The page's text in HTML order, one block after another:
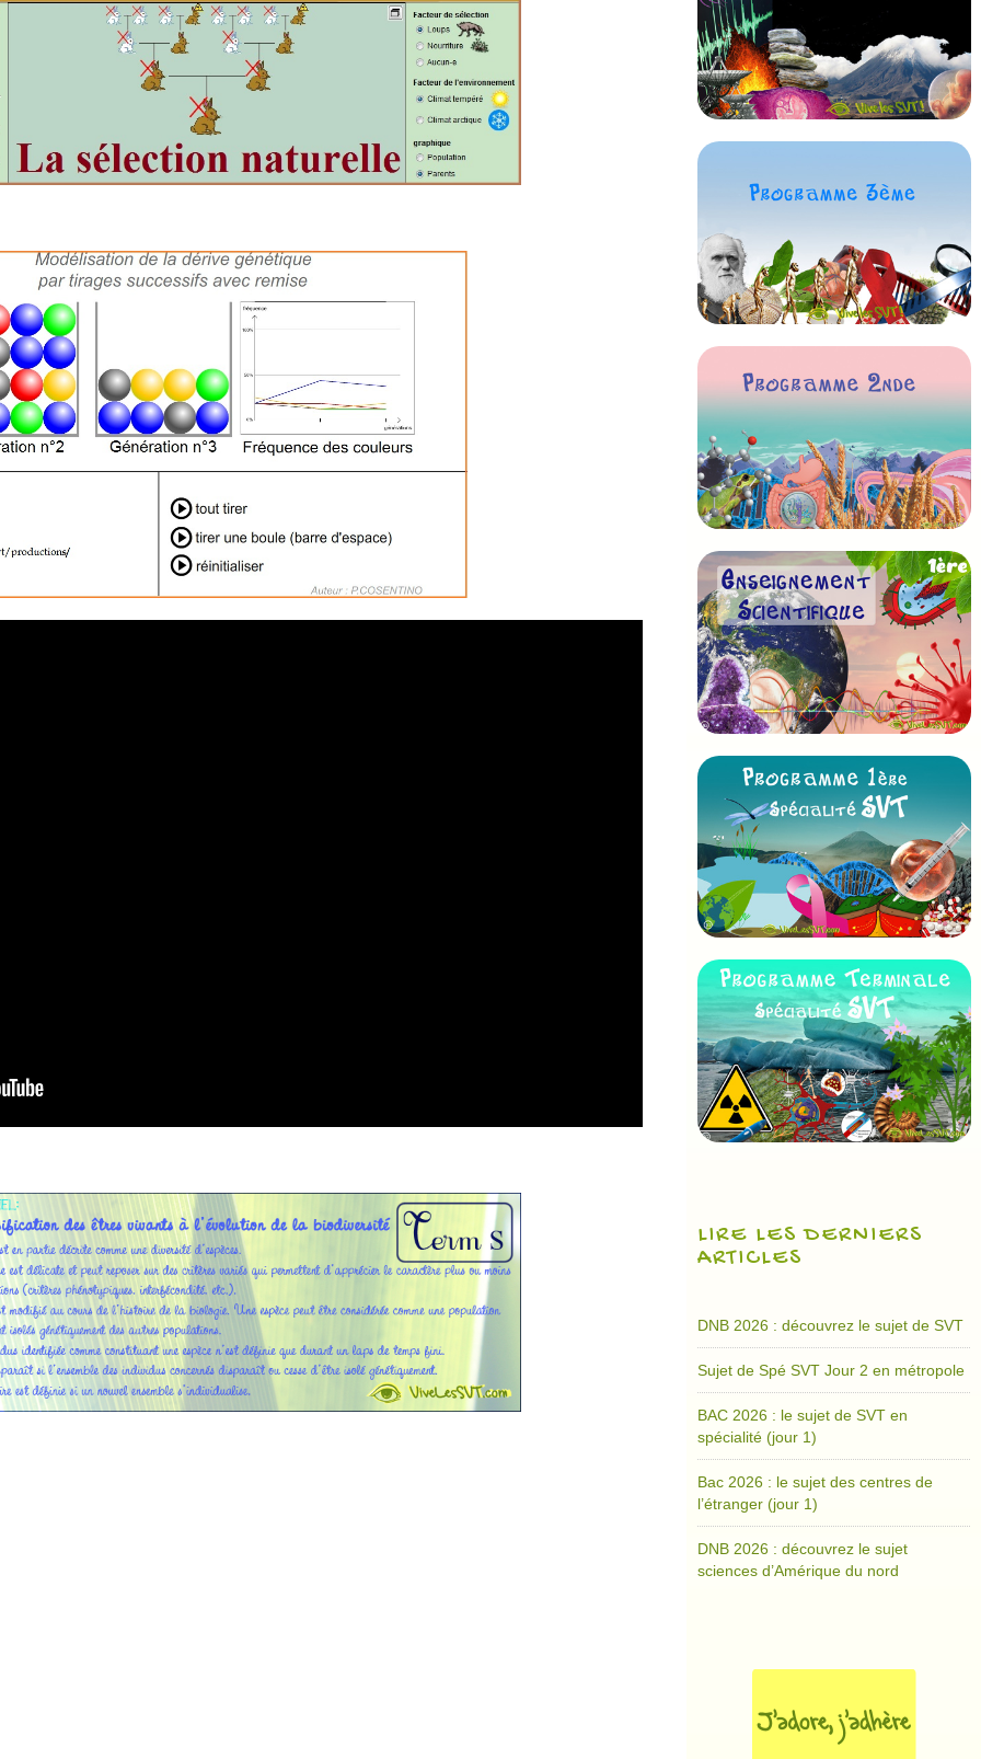
LIRE LES DERNIERS
ARTICLES
DNB 2026 : découvrez le sujet de SVT
Sujet de Spé SVT Jour 2 en métropole
BAC 2026 : le sujet de SVT en
spécialité (jour 1)
Bac 2026 : le sujet des centres de
l’étranger (jour 1)
DNB 2026 : découvrez le sujet
sciences d’Amérique du nord